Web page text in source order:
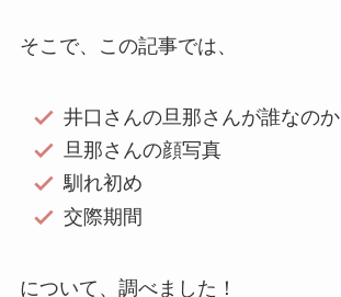
そこで、この記事では、
井口さんの旦那さんが誰なのか
旦那さんの顔写真
馴れ初め
交際期間
について、調べました！